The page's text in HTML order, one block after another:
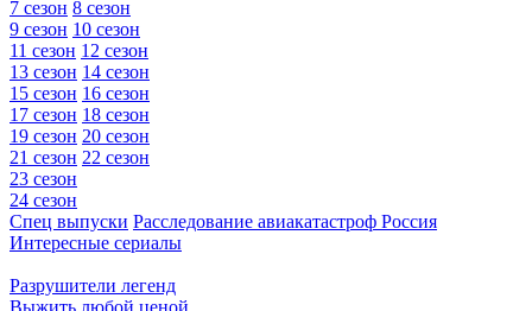
7 сезон 8 сезон
9 сезон 10 сезон
11 сезон 12 сезон
13 сезон 14 сезон
15 сезон 16 сезон
17 сезон 18 сезон
19 сезон 20 сезон
21 сезон 22 сезон
23 сезон
24 сезон
Спец выпуски Расследование авиакатастроф Россия
Интересные сериалы
Разрушители легенд
Выжить любой ценой